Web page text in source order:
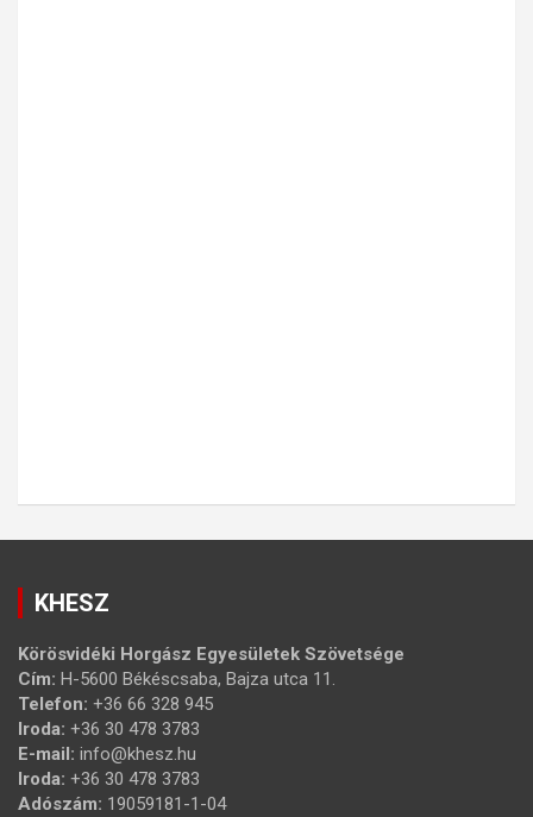
KHESZ
Körösvidéki Horgász Egyesületek Szövetsége
Cím: H-5600 Békéscsaba, Bajza utca 11.
Telefon: +36 66 328 945
Iroda: +36 30 478 3783
E-mail: info@khesz.hu
Iroda: +36 30 478 3783
Adószám: 19059181-1-04